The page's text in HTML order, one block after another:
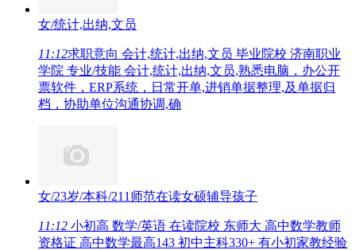
女/统计,出纳,文员
11:12求职意向 会计,统计,出纳,文员 毕业院校 济南职业
学院 专业/技能 会计,统计,出纳,文员,熟悉电脑，办公开
票软件，ERP系统，日常开单,进销单据整理,及单据归
档，协助单位沟通协调,确
女/23岁/本科/211师范在读女硕辅导孩子
11:12 小初高 数学/英语 在读院校 东师大 高中数学教师
资格证 高中数学最高143 初中主科330+ 有小初家教经验